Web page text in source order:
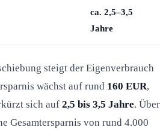
ca. 2,5–3,5
Jahre
steigt der Eigenverbrauch
wächst auf rund 160 EUR,
sich auf 2,5 bis 3,5 Jahre. Über
Gesamtersparnis von rund 4.000